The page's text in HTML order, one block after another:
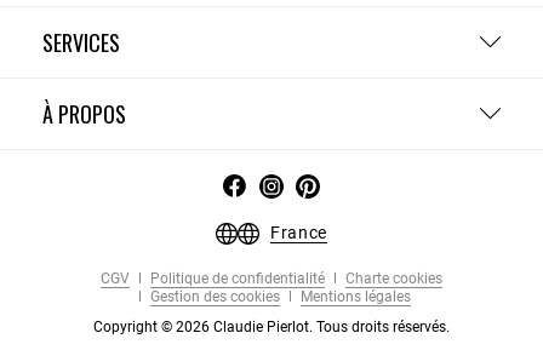
SERVICES
À PROPOS
France
CGV Politique de confidentialité
Charte cookies
Gestion des cookies
Mentions légales
Copyright © 2026 Claudie Pierlot. Tous droits réservés.